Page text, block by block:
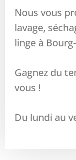
Nous vous
lavage,
linge à
Gagnez du
vous !
Du lundi au